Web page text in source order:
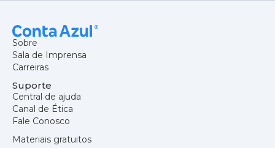
Sobre
Sala de Imprensa
Carreiras
Suporte
Central de ajuda
Canal de Ética
Fale Conosco
Materiais gratuitos